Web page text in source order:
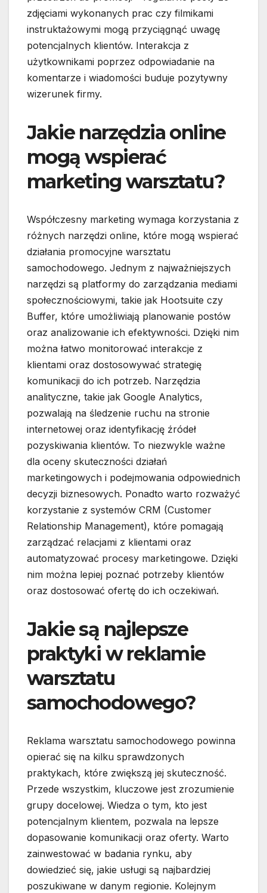
zdjęciami wykonanych prac czy filmikami
instruktażowymi mogą przyciągnąć uwagę
potencjalnych klientów. Interakcja z
użytkownikami poprzez odpowiadanie na
komentarze i wiadomości buduje pozytywny
wizerunek firmy.
Jakie narzędzia online
mogą wspierać
marketing warsztatu?
Współczesny marketing wymaga korzystania z
różnych narzędzi online, które mogą wspierać
działania promocyjne warsztatu
samochodowego. Jednym z najważniejszych
narzędzi są platformy do zarządzania mediami
społecznościowymi, takie jak Hootsuite czy
Buffer, które umożliwiają planowanie postów
oraz analizowanie ich efektywności. Dzięki nim
można łatwo monitorować interakcje z
klientami oraz dostosowywać strategię
komunikacji do ich potrzeb. Narzędzia
analityczne, takie jak Google Analytics,
pozwalają na śledzenie ruchu na stronie
internetowej oraz identyfikację źródeł
pozyskiwania klientów. To niezwykle ważne
dla oceny skuteczności działań
marketingowych i podejmowania odpowiednich
decyzji biznesowych. Ponadto warto rozważyć
korzystanie z systemów CRM (Customer
Relationship Management), które pomagają
zarządzać relacjami z klientami oraz
automatyzować procesy marketingowe. Dzięki
nim można lepiej poznać potrzeby klientów
oraz dostosować ofertę do ich oczekiwań.
Jakie są najlepsze
praktyki w reklamie
warsztatu
samochodowego?
Reklama warsztatu samochodowego powinna
opierać się na kilku sprawdzonych
praktykach, które zwiększą jej skuteczność.
Przede wszystkim, kluczowe jest zrozumienie
grupy docelowej. Wiedza o tym, kto jest
potencjalnym klientem, pozwala na lepsze
dopasowanie komunikacji oraz oferty. Warto
zainwestować w badania rynku, aby
dowiedzieć się, jakie usługi są najbardziej
poszukiwane w danym regionie. Kolejnym